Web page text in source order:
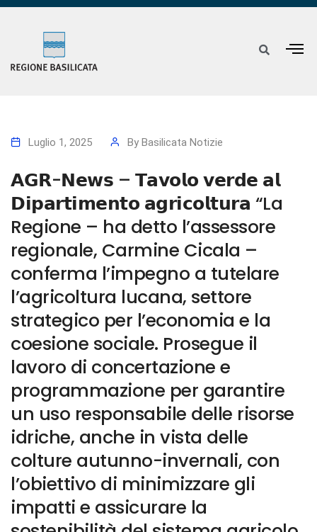
Luglio 1, 2025 By Basilicata Notizie
𝗔𝗚𝗥-𝗡𝗲𝘄𝘀 – 𝗧𝗮𝘃𝗼𝗹𝗼 𝘃𝗲𝗿𝗱𝗲 𝗮𝗹
𝗗𝗶𝗽𝗮𝗿𝘁𝗶𝗺𝗲𝗻𝘁𝗼 𝗮𝗴𝗿𝗶𝗰𝗼𝗹𝘁𝘂𝗿𝗮 “La
Regione – ha detto l’assessore
regionale, Carmine Cicala –
conferma l’impegno a tutelare
l’agricoltura lucana, settore
strategico per l’economia e la
coesione sociale. Prosegue il
lavoro di concertazione e
programmazione per garantire
un uso responsabile delle risorse
idriche, anche in vista delle
colture autunno-invernali, con
l’obiettivo di minimizzare gli
impatti e assicurare la